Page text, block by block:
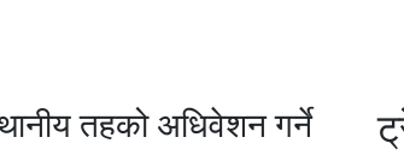
तहको अधिवेशन गर्ने